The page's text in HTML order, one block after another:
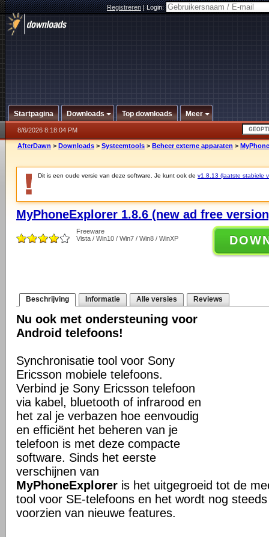
Registreren|Login:
Startpagina Downloads Top downloads Meer
8/6/2026 8:18:04 PM
AfterDawn > Downloads > Systeemtools > Beheer externe apparaten >
Dit is een oude versie van deze software. Je kunt ook de v1.8.13 (laatste stabiele
MyPhoneExplorer 1.8.6 (new ad free
Freeware
Vista / Win10 / Win7 / Win8 / WinXP
Beschrijving Informatie Alle versies Reviews
Nu ook met ondersteuning voor
Android telefoons!
Synchronisatie tool voor Sony
Ericsson mobiele telefoons.
Verbind je Sony Ericsson telefoon
via kabel, bluetooth of infrarood en
het zal je verbazen hoe eenvoudig
en efficiënt het beheren van je
telefoon is met deze compacte
software. Sinds het eerste
verschijnen van
MyPhoneExplorer is het uitgegroeid tot de
tool voor SE-telefoons en het wordt nog
voorzien van nieuwe features.